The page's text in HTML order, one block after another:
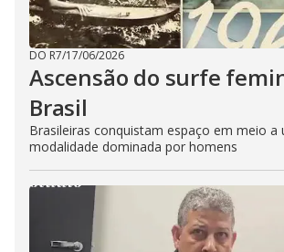
DO R7/17/06/2026
Ascensão do surfe
Brasil
Brasileiras conquistam espaço em meio a
modalidade dominada por homens